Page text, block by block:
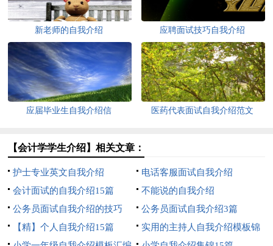
新老师的自我介绍 应聘面试技巧自我介绍
应届毕业生自我介绍信 医药代表面试自我介绍范文
【会计学学生介绍】相关文章：
护士专业英文自我介绍
电话客服面试自我介绍
会计面试的自我介绍15篇
不能说的自我介绍
公务员面试自我介绍的技巧
公务员面试自我介绍3篇
【精】个人自我介绍15篇
实用的主持人自我介绍模板锦